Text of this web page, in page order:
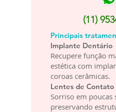
(11)
Principais
Implante Dentário
Recupere função
estética com
coroas cerâmicas.
Lentes de Contato
Sorriso em poucas
preservando